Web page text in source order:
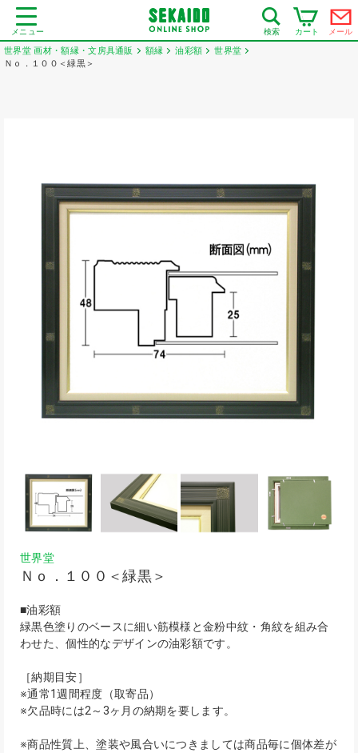
メニュー 検索 カート メール
世界堂 画材・額縁・文房具通販 額縁 油彩額
世界堂
Ｎｏ．１００＜緑黒＞
世界堂
Ｎｏ．１００＜緑黒＞
■油彩額
緑黒色塗りのベースに細い筋模様と金粉中紋・角紋を組み合
わせた、個性的なデザインの油彩額です。
［納期目安］
※通常1週間程度（取寄品）
※欠品時には2～3ヶ月の納期を要します。
※商品性質上、塗装や風合いにつきましては商品毎に個体差が